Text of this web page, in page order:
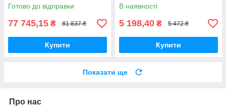
Готово до відправки
77 745,15 ₴ 81 837 ₴
Купити
В наявності
5 198,40 ₴ 5 472 ₴
Купити
Показати ще
Про нас